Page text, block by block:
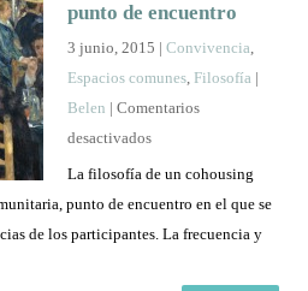
punto de encuentro
3 junio, 2015 | Convivencia,
Espacios comunes, Filosofía
Belen
Comentarios
desactivadosen
La
comida
comunitaria,
La filosofía de un cohousing
punto de encuentro en el que se
de los participantes. La frecuencia y